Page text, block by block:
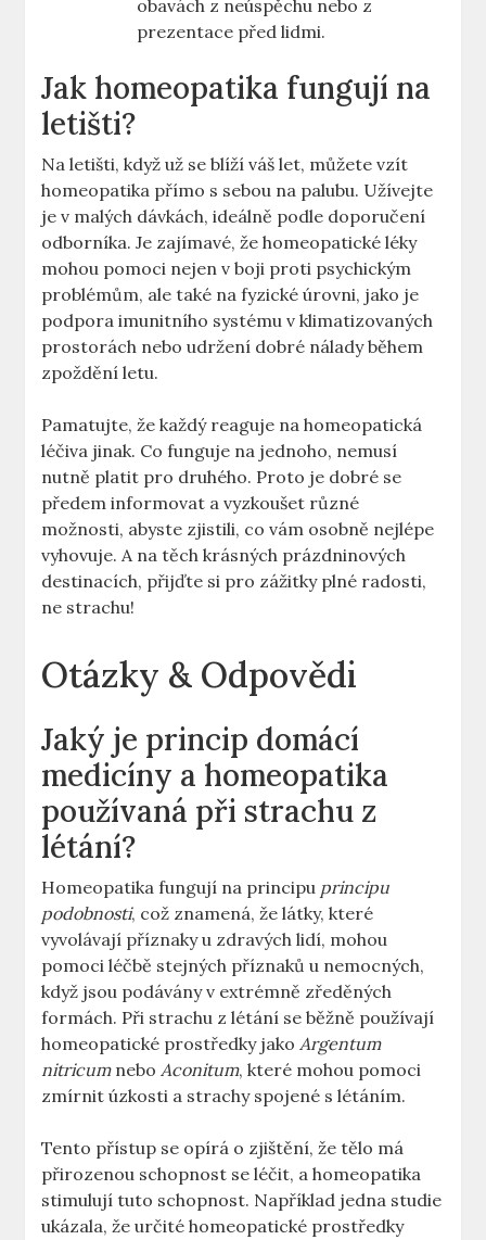
obavách z neúspěchu nebo z
prezentace před lidmi.
Jak homeopatika fungují na
letišti?
Na letišti, když už se blíží váš let, můžete vzít
homeopatika přímo s sebou na palubu. Užívejte
je v malých dávkách, ideálně podle doporučení
odborníka. Je zajímavé, že homeopatické léky
mohou pomoci nejen v boji proti psychickým
problémům, ale také na fyzické úrovni, jako je
podpora imunitního systému v klimatizovaných
prostorách nebo udržení dobré nálady během
zpoždění letu.
Pamatujte, že každý reaguje na homeopatická
léčiva jinak. Co funguje na jednoho, nemusí
nutně platit pro druhého. Proto je dobré se
předem informovat a vyzkoušet různé
možnosti, abyste zjistili, co vám osobně nejlépe
vyhovuje. A na těch krásných prázdninových
destinacích, přijďte si pro zážitky plné radosti,
ne strachu!
Otázky & Odpovědi
Jaký je princip domácí
medicíny a homeopatika
používaná při strachu z
létání?
Homeopatika fungují na principu principu
podobnosti, což znamená, že látky, které
vyvolávají příznaky u zdravých lidí, mohou
pomoci léčbě stejných příznaků u nemocných,
když jsou podávány v extrémně zředěných
formách. Při strachu z létání se běžně používají
homeopatické prostředky jakoArgentum
nitricumneboAconitum, které mohou pomoci
zmírnit úzkosti a strachy spojené s létáním.
Tento přístup se opírá o zjištění, že tělo má
přirozenou schopnost se léčit, a homeopatika
stimulují tuto schopnost. Například jedna studie
ukázala, že určité homeopatické prostředky